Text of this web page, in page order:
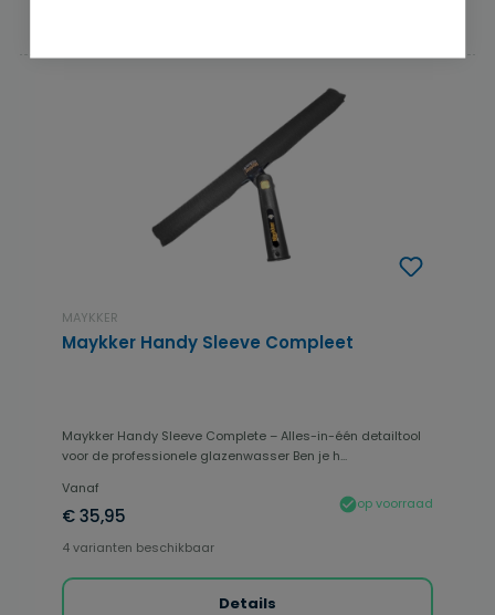
MAYKKER
Maykker Handy Sleeve Compleet
Maykker Handy Sleeve Complete – Alles-in-één detailtool
voor de professionele glazenwasser Ben je h...
Vanaf
€ 35,95
op voorraad
4 varianten beschikbaar
Details